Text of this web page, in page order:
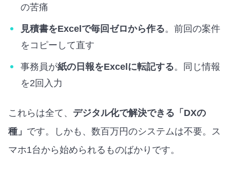
の苦痛
見積書をExcelで毎回ゼロから作る。前回の案件
をコピーして直す
事務員が紙の日報をExcelに転記する。同じ情報
を2回入力
これらは全て、 デジタル化で解決できる「DXの
種」 です。しかも、数百万円のシステムは不要。ス
マホ1台から始められるものばかりです。